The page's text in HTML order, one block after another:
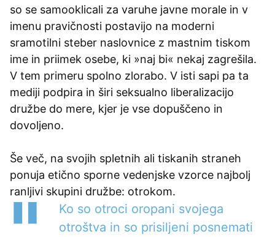
so se samooklicali za varuhe javne morale in v
imenu pravičnosti postavijo na moderni
sramotilni steber naslovnice z mastnim tiskom
ime in priimek osebe, ki »naj bi« nekaj zagrešila.
V tem primeru spolno zlorabo. V isti sapi pa ta
mediji podpira in širi seksualno liberalizacijo
družbe do mere, kjer je vse dopuščeno in
dovoljeno.
Še več, na svojih spletnih ali tiskanih straneh
ponuja etično sporne vedenjske vzorce najbolj
ranljivi skupini družbe: otrokom.
Ko so otroci oropani svojega
otroštva in so prisiljeni posnemati